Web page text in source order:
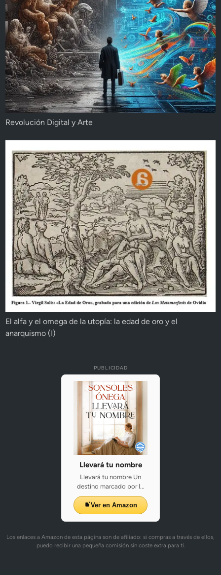
Revolución Digital y Arte
El alfa y el omega de la utopía: la edad de oro y el
anarquismo (I)
PUBLICIDAD
Llevará tu nombre
Llevará tu nombre Un
destino marcado por l...
Ver en Amazon
Los enlaces a Amazon de esta página son de afiliado: si compras a través de ellos,
puedo recibir una pequeña comisión sin coste extra para ti.